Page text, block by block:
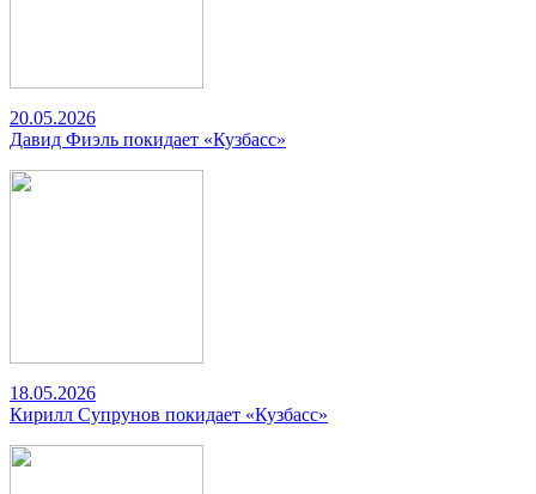
20.05.2026
Давид Фиэль покидает «Кузбасс»
18.05.2026
Кирилл Супрунов покидает «Кузбасс»